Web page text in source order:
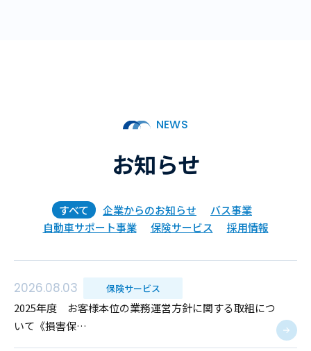
NEWS
お知らせ
すべて 企業からのお知らせ
バス事業
自動車サポート事業
保険サービス 採用情報
2026.08.03 保険サービス
2025年度 お客様本位の業務運営方針に関する取組につ
いて《損害保…